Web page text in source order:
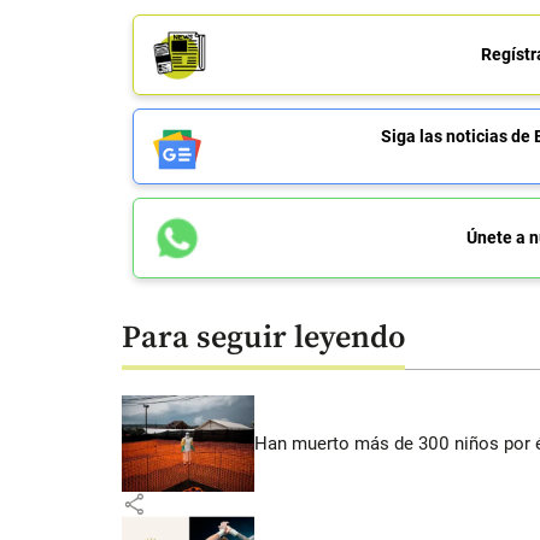
Siga las noticias de
Únete a
Para seguir leyendo
Han muerto más de 300 niños por
share